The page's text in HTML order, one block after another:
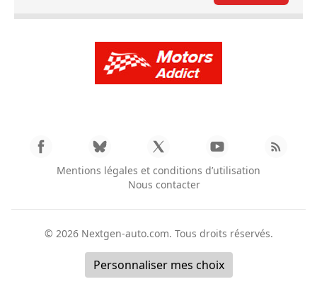
Mentions légales et conditions d’utilisation
Nous contacter
© 2026 Nextgen-auto.com. Tous droits réservés.
Personnaliser mes choix